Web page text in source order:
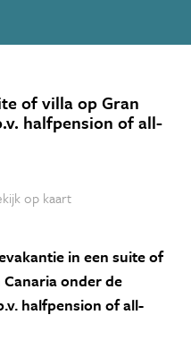
of villa op Gran
halfpension of all-
op kaart
in een suite of
onder de
halfpension of all-